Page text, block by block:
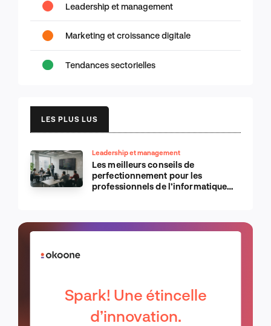
Leadership et management
Marketing et croissance digitale
Tendances sectorielles
LES PLUS LUS
Leadership et management
Les meilleurs conseils de
perfectionnement pour les
professionnels de l’informatique
Spark! Une étincelle
d’innovation.